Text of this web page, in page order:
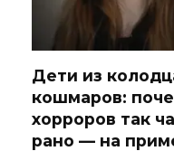
Дети из
кошмаров:
хорроров так
рано — на